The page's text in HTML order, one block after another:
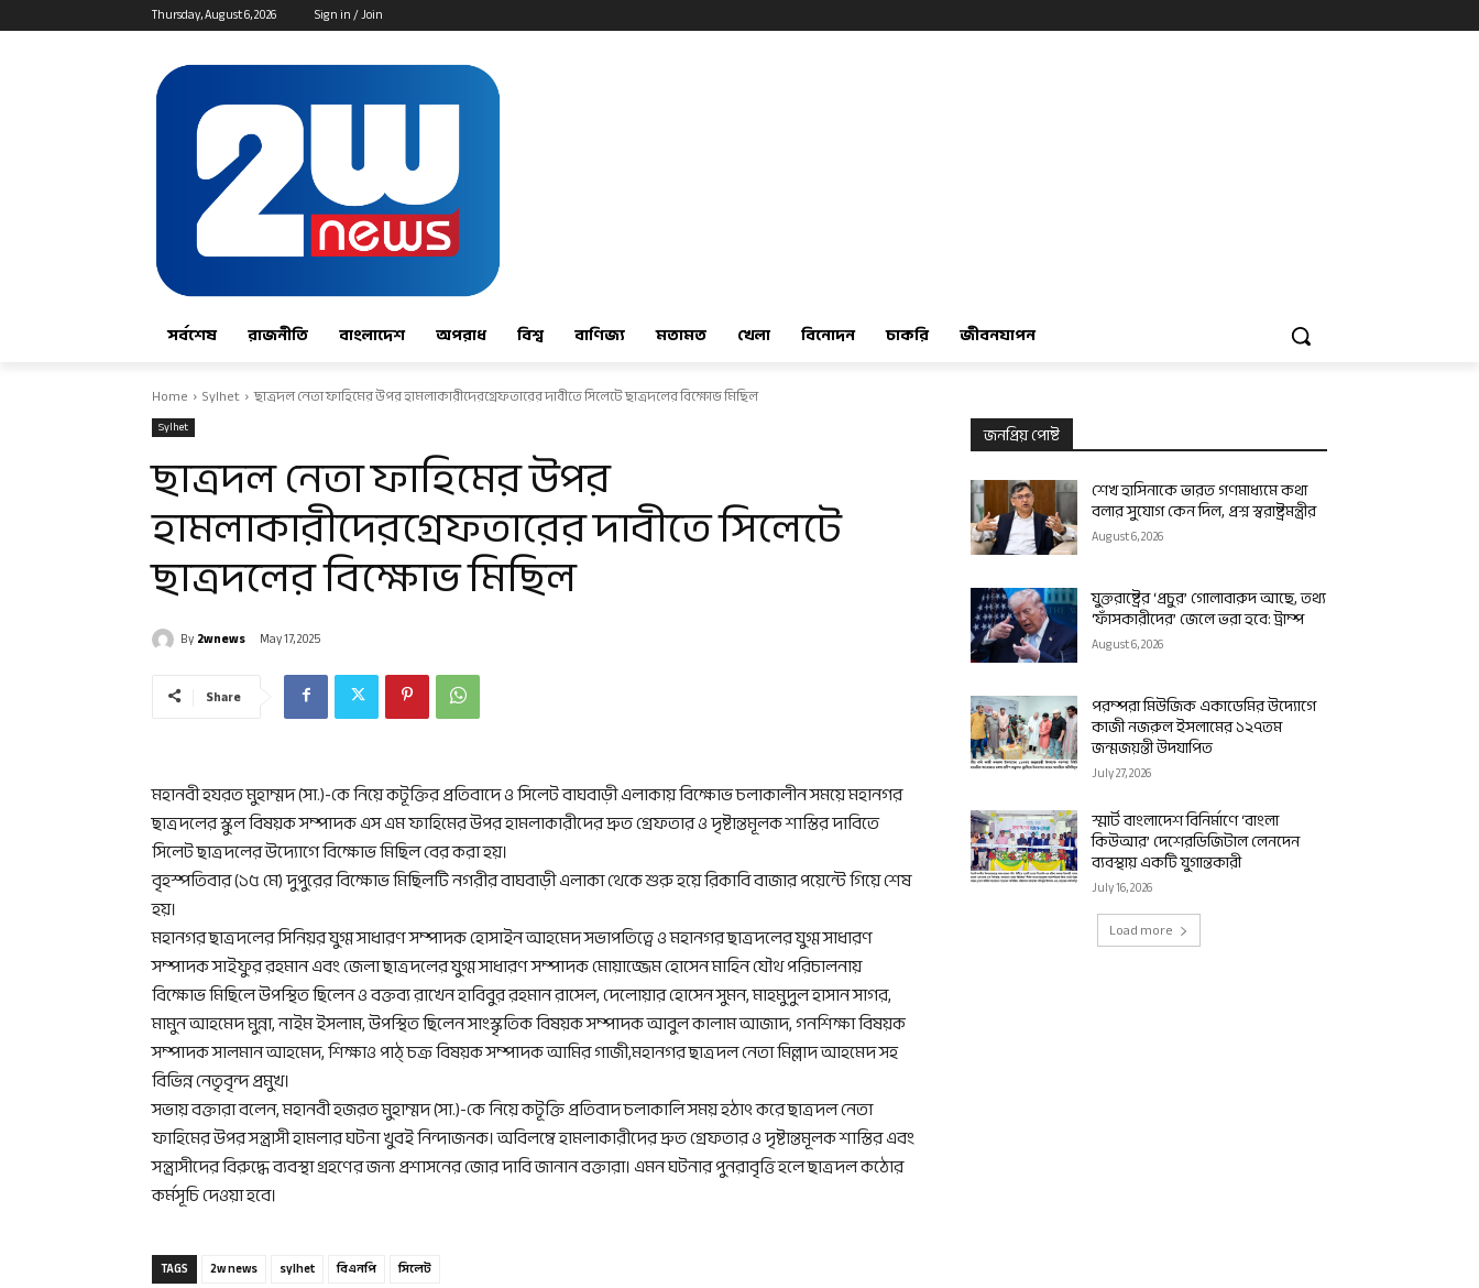
Thursday, August 6, 2026 Sign in / Join
সর্বশেষ রাজনীতি বাংলাদেশ অপরাধ বিশ্ব বাণিজ্য মতামত খেলা বিনোদন চাকরি জীবনযাপন
Home Sylhet ছাত্রদল নেতা ফাহিমের উপর হামলাকারীদেরগ্রেফতারের দাবীতে সিলেটে ছাত্রদলের বিক্ষোভ মিছিল
Sylhet
ছাত্রদল নেতা ফাহিমের উপর
হামলাকারীদেরগ্রেফতারের দাবীতে সিলেটে
ছাত্রদলের বিক্ষোভ মিছিল
By2wnews May 17, 2025
Share
মহানবী হযরত মুহাম্মদ (সা.)-কে নিয়ে কটূক্তির প্রতিবাদে ও সিলেট বাঘবাড়ী এলাকায় বিক্ষোভ চলাকালীন সময়ে মহানগর
ছাত্রদলের স্কুল বিষয়ক সম্পাদক এস এম ফাহিমের উপর হামলাকারীদের দ্রুত গ্রেফতার ও দৃষ্টান্তমূলক শাস্তির দাবিতে
সিলেট ছাত্রদলের উদ্যোগে বিক্ষোভ মিছিল বের করা হয়।
বৃহস্পতিবার (১৫ মে) দুপুরের বিক্ষোভ মিছিলটি নগরীর বাঘবাড়ী এলাকা থেকে শুরু হয়ে রিকাবি বাজার পয়েন্টে গিয়ে শেষ
হয়।
মহানগর ছাত্রদলের সিনিয়র যুগ্ম সাধারণ সম্পাদক হোসাইন আহমেদ সভাপতিত্বে ও মহানগর ছাত্রদলের যুগ্ম সাধারণ
সম্পাদক সাইফুর রহমান এবং জেলা ছাত্রদলের যুগ্ম সাধারণ সম্পাদক মোয়াজ্জেম হোসেন মাহিন যৌথ পরিচালনায়
বিক্ষোভ মিছিলে উপস্থিত ছিলেন ও বক্তব্য রাখেন হাবিবুর রহমান রাসেল, দেলোয়ার হোসেন সুমন, মাহমুদুল হাসান সাগর,
মামুন আহমেদ মুন্না, নাইম ইসলাম, উপস্থিত ছিলেন সাংস্কৃতিক বিষয়ক সম্পাদক আবুল কালাম আজাদ, গনশিক্ষা বিষয়ক
সম্পাদক সালমান আহমেদ, শিক্ষাও পাঠ্ চক্র বিষয়ক সম্পাদক আমির গাজী,মহানগর ছাত্রদল নেতা মিল্লাদ আহমেদ সহ
বিভিন্ন নেতৃবৃন্দ প্রমুখ।
সভায় বক্তারা বলেন, মহানবী হজরত মুহাম্মদ (সা.)-কে নিয়ে কটূক্তি প্রতিবাদ চলাকালি সময় হঠাৎ করে ছাত্রদল নেতা
ফাহিমের উপর সন্ত্রাসী হামলার ঘটনা খুবই নিন্দাজনক। অবিলম্বে হামলাকারীদের দ্রুত গ্রেফতার ও দৃষ্টান্তমূলক শাস্তির এবং
সন্ত্রাসীদের বিরুদ্ধে ব্যবস্থা গ্রহণের জন্য প্রশাসনের জোর দাবি জানান বক্তারা। এমন ঘটনার পুনরাবৃত্তি হলে ছাত্রদল কঠোর
কর্মসূচি দেওয়া হবে।
TAGS 2w news sylhet বিএনপি সিলেট
জনপ্রিয় পোষ্ট
শেখ হাসিনাকে ভারত গণমাধ্যমে কথা
বলার সুযোগ কেন দিল, প্রশ্ন স্বরাষ্ট্রমন্ত্রীর
August 6, 2026
যুক্তরাষ্ট্রের ‘প্রচুর’ গোলাবারুদ আছে, তথ্য
‘ফাঁসকারীদের’ জেলে ভরা হবে: ট্রাম্প
August 6, 2026
পরম্পরা মিউজিক একাডেমির উদ্যোগে
কাজী নজরুল ইসলামের ১২৭তম
জন্মজয়ন্তী উদযাপিত
July 27, 2026
স্মার্ট বাংলাদেশ বিনির্মাণে ‘বাংলা
কিউআর’ দেশেরডিজিটাল লেনদেন
ব্যবস্থায় একটি যুগান্তকারী
July 16, 2026
Load more